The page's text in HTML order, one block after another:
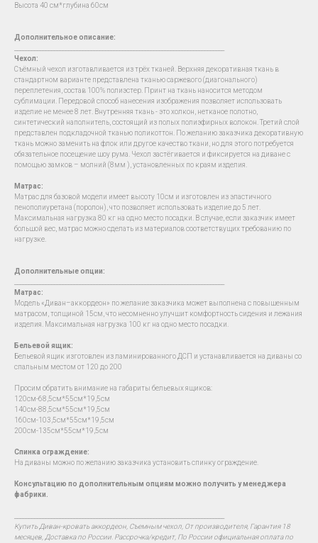
Высота 40 см*глубина 60см
Дополнительное описание:
Чехол:
Съёмный чехол изготавливается из трёх тканей. Верхняя декоративная ткань в
стандартном варианте представлена тканью саржевого (диагонального)
переплетения, состав 100% полиэстер. Принт на ткань наносится методом
сублимации. Передовой способ нанесения изображения позволяет использовать
изделие не менее 8 лет. Внутренняя ткань - это холкон, нетканое полотно,
синтетический наполнитель, состоящий из полых полиэфирных волокон. Третий слой
представлен подкладочной тканью поликоттон. По желанию заказчика декоративную
ткань можно заменить на флок или другое качество ткани, но для этого потребуется
обязательное посещение шоу рума. Чехол застёгивается и фиксируется на диване с
помощью замков – молний (8мм ), установленных по краям изделия.
Матрас:
Матрас для базовой модели имеет высоту 10см и изготовлен из эластичного
пенополиуретана (поролон), что позволяет использовать изделие до 5 лет.
Максимальная нагрузка 80 кг на одно место посадки. В случае, если заказчик имеет
большой вес, матрас можно сделать из материалов соответствущих требованию по
нагрузке.
Дополнительные опции:
Матрас:
Модель «Диван–аккордеон» по желание заказчика может выполнена с повышенным
матрасом, толщиной 15см, что несомненно улучшит комфортность сидения и лежания
изделия. Максимальная нагрузка 100 кг на одно место посадки.
Бельевой ящик:
Бельевой ящик изготовлен из ламинированного ДСП и устанавливается на диваны со
спальным местом от 120 до 200
Просим обратить внимание на габариты бельевых ящиков:
120см-68,5см*55см*19,5см
140см-88,5см*55см*19,5см
160см-103,5см*55см*19,5см
200см-135см*55см*19,5см
Спинка ограждение:
На диваны можно по желанию заказчика установить спинку ограждение.
Консультацию по дополнительным опциям можно получить у менеджера
фабрики.
Купить Диван-кровать аккордеон, Съемным чехол, От производителя, Гарантия 18
месяцев, Доставка по России. Рассрочка/кредит, По России официальная оплата по